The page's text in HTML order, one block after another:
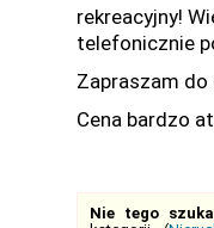
rekreacyjny!
telefonicznie
Zapraszam do
Cena bardzo
Nie tego